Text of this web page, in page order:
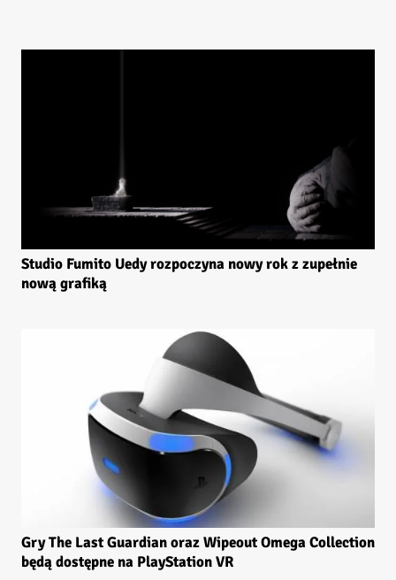
Studio Fumito Uedy rozpoczyna nowy rok z zupełnie
nową grafiką
Gry The Last Guardian oraz Wipeout Omega Collection
będą dostępne na PlayStation VR